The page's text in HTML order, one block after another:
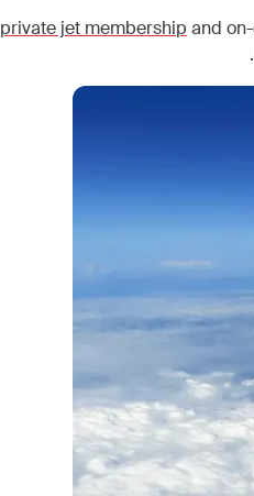
private jet membership and